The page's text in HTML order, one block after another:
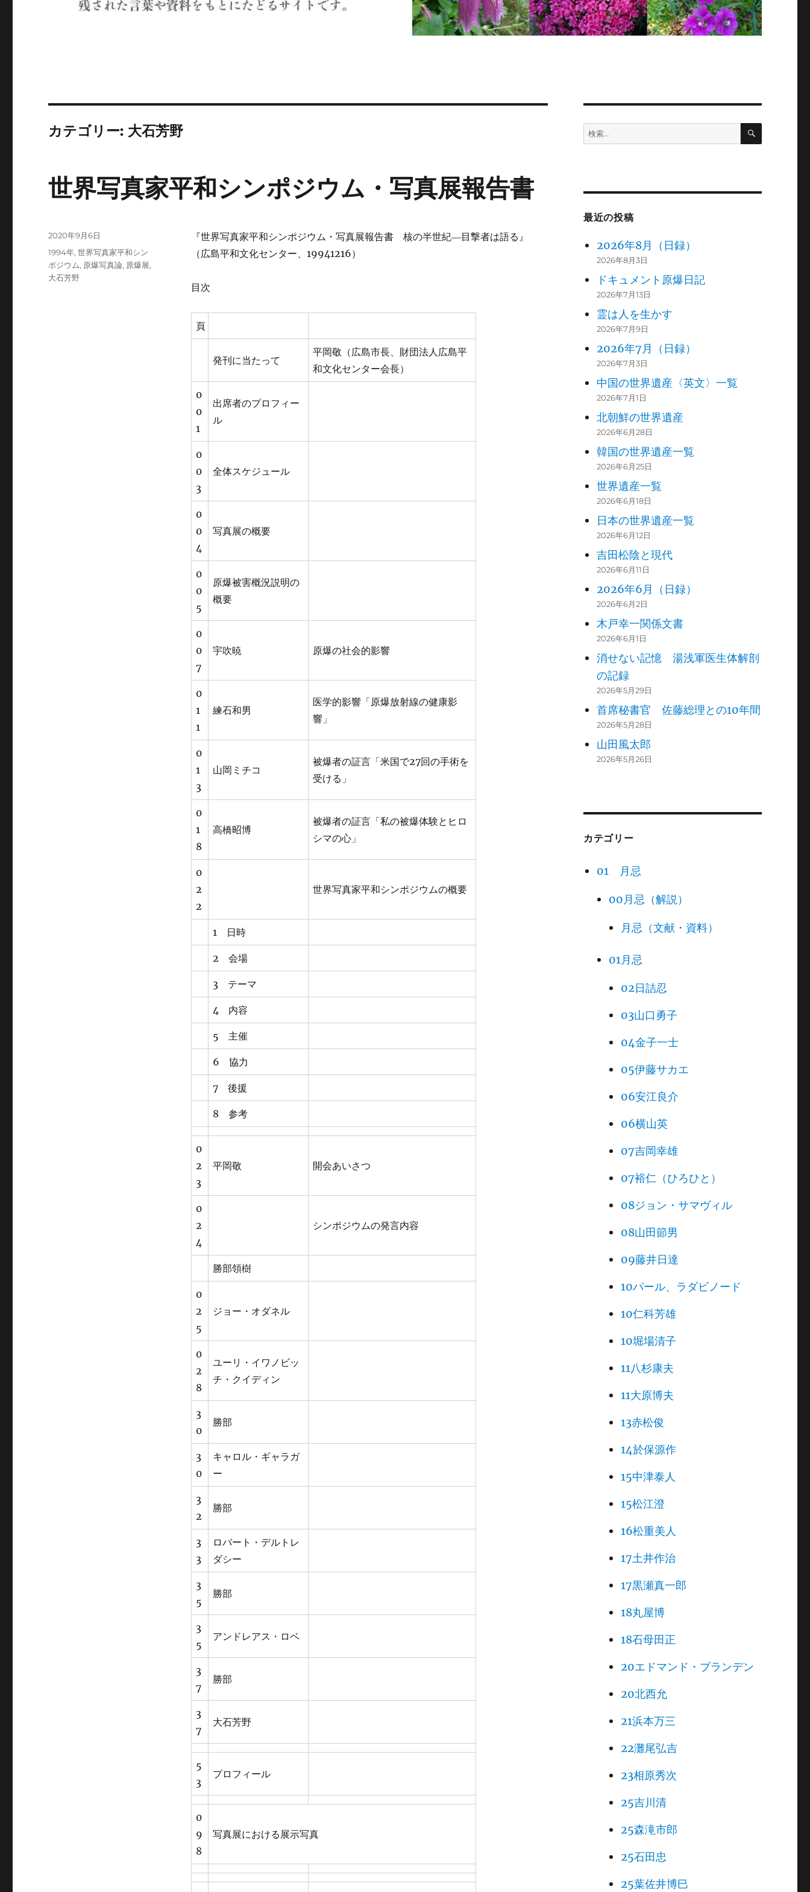
カテゴリー: 大石芳野
世界写真家平和シンポジウム・写真展報告書
『世界写真家平和シンポジウム・写真展報告書 核の半世紀―目撃者は語る』
（広島平和文化センター、19941216）
目次
頁
発刊に当たって
平岡敬（広島市長、財団法人広島平
和文化センター会長）
0
0
1
出席者のプロフィー
ル
0
0
3
全体スケジュール
0
0
4
写真展の概要
0
0
5
原爆被害概況説明の
概要
0
0
7
宇吹暁 原爆の社会的影響
0
1
1
練石和男
医学的影響「原爆放射線の健康影
響」
0
1
3
山岡ミチコ
被爆者の証言「米国で27回の手術を
受ける」
0
1
8
高橋昭博
被爆者の証言「私の被爆体験とヒロ
シマの心」
0
2
2
世界写真家平和シンポジウムの概要
1 日時
2 会場
3 テーマ
4 内容
5 主催
6 協力
7 後援
8 参考
0
2
3
平岡敬 開会あいさつ
0
2
4
シンポジウムの発言内容
勝部領樹
0
2
5
ジョー・オダネル
0
2
8
ユーリ・イワノビッ
チ・クイディン
3
0
勝部
3
0
キャロル・ギャラガ
ー
3
2
勝部
3
3
ロバート・デルトレ
ダシー
3
5
勝部
3
5
アンドレアス・ロベ
3
7
勝部
3
7
大石芳野
5
3
プロフィール
0
9
8
写真展における展示写真
投
日:
2020年9月6日
カ
テ
ゴ
1994年,世界写真家平和シン
ポジウム, 原爆写真論, 原爆展,
大石芳野
検
索:
検
最近の投稿
2026年8月（日録）
2026年8月3日
ドキュメント原爆日記
2026年7月13日
霊は人を生かす
2026年7月9日
2026年7月（日録）
2026年7月3日
中国の世界遺産〈英文〉一覧
2026年7月1日
北朝鮮の世界遺産
2026年6月28日
韓国の世界遺産一覧
2026年6月25日
世界遺産一覧
2026年6月18日
日本の世界遺産一覧
2026年6月12日
吉田松陰と現代
2026年6月11日
2026年6月（日録）
2026年6月2日
木戸幸一関係文書
2026年6月1日
消せない記憶 湯浅軍医生体解剖
の記録
2026年5月29日
首席秘書官 佐藤総理との10年間
2026年5月28日
山田風太郎
2026年5月26日
カテゴリー
01 月忌
00月忌（解説）
月忌（文献・資料）
01月忌
02日詰忍
03山口勇子
04金子一士
05伊藤サカエ
06安江良介
06横山英
07吉岡幸雄
07裕仁（ひろひと）
08ジョン・サマヴィル
08山田節男
09藤井日達
10パール、ラダビノード
10仁科芳雄
10堀場清子
11八杉康夫
11大原博夫
13赤松俊
14於保源作
15中津泰人
15松江澄
16松重美人
17土井作治
17黒瀬真一郎
18丸屋博
18石母田正
20エドマンド・ブランデン
20北西允
21浜本万三
22灘尾弘吉
23相原秀次
25吉川清
25森滝市郎
25石田忠
25葉佐井博巳